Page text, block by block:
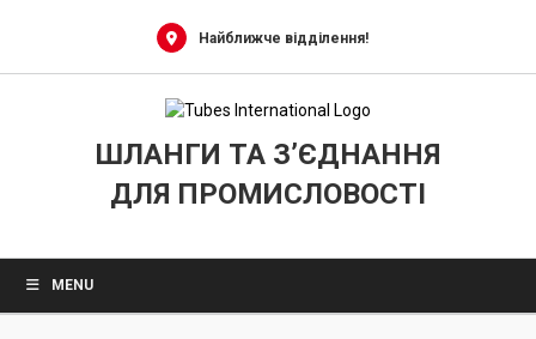
Найближче відділення!
ШЛАНГИ ТА З’ЄДНАННЯ
ДЛЯ ПРОМИСЛОВОСТІ
MENU